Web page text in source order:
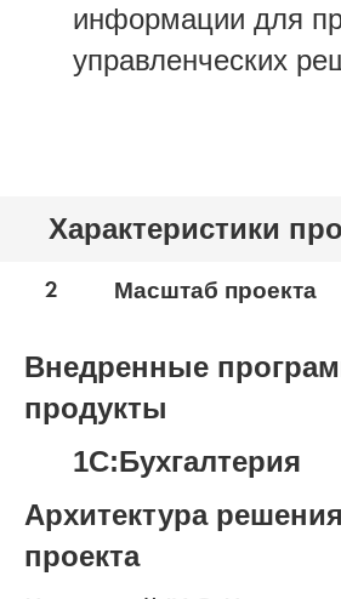
информации для
управленческих
Характеристики
2 Масштаб проекта
Внедренные
продукты
1С:Бухгалтерия
Архитектура
проекта